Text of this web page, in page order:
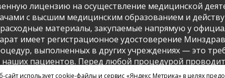
лицензию на осуществление медицинской
с высшим медицинским образованием и
материалы, закупаемые напрямую у
имеет регистрационное удостоверение
выполненных в других учреждениях — это
наших пациентов. Перед любой процедурой
в соответствии с Федеральным законом №323-
сайт использует cookie-файлы и сервис «Яндекс Метрика» в целях